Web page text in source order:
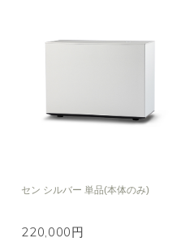
セン シルバー 単品(本体のみ)
220,000円